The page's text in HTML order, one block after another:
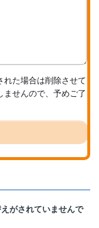
れた場合は削除させて
ませんので、予めご了
がされていませんで